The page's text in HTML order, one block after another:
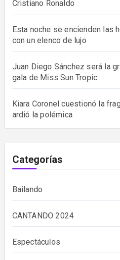
Cristiano Ronaldo
Esta noche se encienden las
con un elenco de lujo
Juan Diego Sánchez será la
gala de Miss Sun Tropic
Kiara Coronel cuestionó la
ardió la polémica
Categorías
Bailando
CANTANDO 2024
Espectáculos